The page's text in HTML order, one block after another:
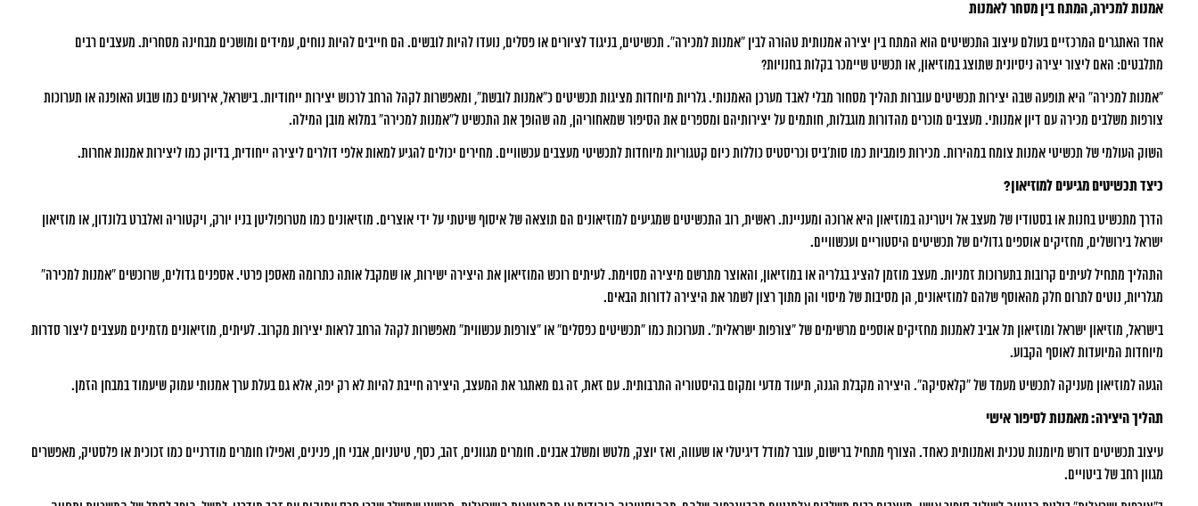
אמנות למכירה, המתח בין מסחר לאמנות
אחד האתגרים המרכזיים בעולם עיצוב התכשיטים הוא המתח בין יצירה אמנותית טהורה לבין “אמנות למכירה”. תכשיטים, בניגוד לציורים או פסלים, נועדו להיות לובשים. הם חייבים להיות נוחים, עמידים ומושכים מבחינה מסחרית. מעצבים רבים
מתלבטים: האם ליצור יצירה ניסיונית שתוצג במוזיאון, או תכשיט שיימכר בקלות בחנויות?
“אמנות למכירה” היא תופעה שבה יצירות תכשיטים עוברות תהליך מסחור מבלי לאבד מערכן האמנותי. גלריות מיוחדות מציגות תכשיטים כ”אמנות לובשת”, ומאפשרות לקהל הרחב לרכוש יצירות ייחודיות. בישראל, אירועים כמו שבוע האופנה או תערוכות
צורפות משלבים מכירה עם דיון אמנותי. מעצבים מוכרים מהדורות מוגבלות, חותמים על יצירותיהם ומספרים את הסיפור שמאחוריהן, מה שהופך את התכשיט ל”אמנות למכירה” במלוא מובן המילה.
השוק העולמי של תכשיטי אמנות צומח במהירות. מכירות פומביות כמו סות’ביס וכריסטיס כוללות כיום קטגוריות מיוחדות לתכשיטי מעצבים עכשוויים. מחירים יכולים להגיע למאות אלפי דולרים ליצירה ייחודית, בדיוק כמו ליצירות אמנות אחרות.
כיצד תכשיטים מגיעים למוזיאון?
הדרך מתכשיט בחנות או בסטודיו של מעצב אל ויטרינה במוזיאון היא ארוכה ומעניינת. ראשית, רוב התכשיטים שמגיעים למוזיאונים הם תוצאה של איסוף שיטתי על ידי אוצרים. מוזיאונים כמו מטרופוליטן בניו יורק, ויקטוריה ואלברט בלונדון, או מוזיאון
ישראל בירושלים, מחזיקים אוספים גדולים של תכשיטים היסטוריים ועכשוויים.
התהליך מתחיל לעיתים קרובות בתערוכות זמניות. מעצב מוזמן להציג בגלריה או במוזיאון, והאוצר מתרשם מיצירה מסוימת. לעיתים רוכש המוזיאון את היצירה ישירות, או שמקבל אותה כתרומה מאספן פרטי. אספנים גדולים, שרוכשים “אמנות למכירה”
מגלריות, נוטים לתרום חלק מהאוסף שלהם למוזיאונים, הן מסיבות של מיסוי והן מתוך רצון לשמר את היצירה לדורות הבאים.
בישראל, מוזיאון ישראל ומוזיאון תל אביב לאמנות מחזיקים אוספים מרשימים של “צורפות ישראלית”. תערוכות כמו “תכשיטים כפסלים” או “צורפות עכשווית” מאפשרות לקהל הרחב לראות יצירות מקרוב. לעיתים, מוזיאונים מזמינים מעצבים ליצור סדרות
מיוחדות המיועדות לאוסף הקבוע.
הגעה למוזיאון מעניקה לתכשיט מעמד של “קלאסיקה”. היצירה מקבלת הגנה, תיעוד מדעי ומקום בהיסטוריה התרבותית. עם זאת, זה גם מאתגר את המעצב, היצירה חייבת להיות לא רק יפה, אלא גם בעלת ערך אמנותי עמוק שיעמוד במבחן הזמן.
תהליך היצירה: מאמנות לסיפור אישי
עיצוב תכשיטים דורש מיומנות טכנית ואמנותית כאחד. הצורף מתחיל ברישום, עובר למודל דיגיטלי או שעווה, ואז יוצק, מלטש ומשלב אבנים. חומרים מגוונים, זהב, כסף, טיטניום, אבני חן, פנינים, ואפילו חומרים מודרניים כמו זכוכית או פלסטיק, מאפשרים
מגוון רחב של ביטויים.